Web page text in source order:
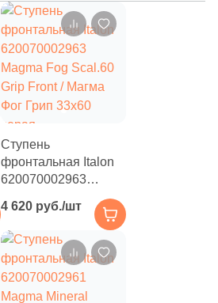
Ступень
фронтальная Italon
620070002963
Magma Fog Scal.60
Grip Front / Магма
Фог Грип 33x60
серая
структурированная
под камень
4 620 руб./шт